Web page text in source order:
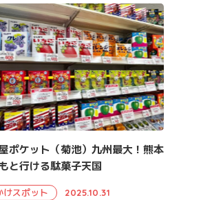
ポケット（菊池）九州最大！熊本
と行ける駄菓子天国
けスポット 2025.10.31